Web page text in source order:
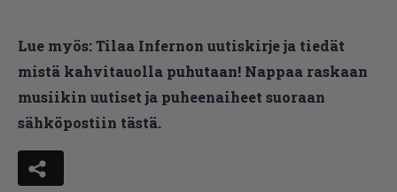
Lue myös:Tilaa Infernon uutiskirje ja tiedät
mistä kahvitauolla puhutaan! Nappaa raskaan
musiikin uutiset ja puheenaiheet suoraan
sähköpostiin tästä.